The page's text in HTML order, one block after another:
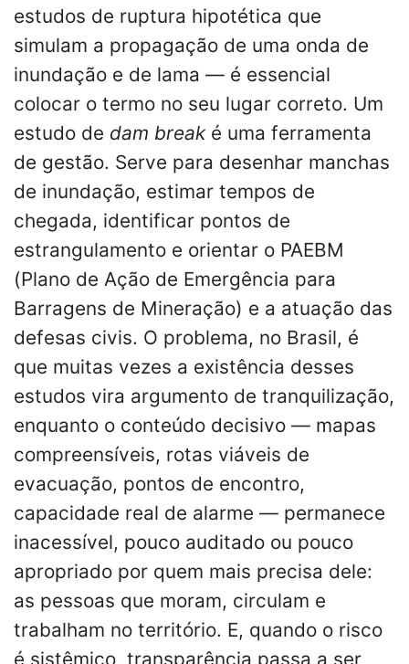
estudos de ruptura hipotética que
simulam a propagação de uma onda de
inundação e de lama — é essencial
colocar o termo no seu lugar correto. Um
estudo de dam breaké uma ferramenta
de gestão. Serve para desenhar manchas
de inundação, estimar tempos de
chegada, identificar pontos de
estrangulamento e orientar o PAEBM
(Plano de Ação de Emergência para
Barragens de Mineração) e a atuação das
defesas civis. O problema, no Brasil, é
que muitas vezes a existência desses
estudos vira argumento de tranquilização,
enquanto o conteúdo decisivo — mapas
compreensíveis, rotas viáveis de
evacuação, pontos de encontro,
capacidade real de alarme — permanece
inacessível, pouco auditado ou pouco
apropriado por quem mais precisa dele:
as pessoas que moram, circulam e
trabalham no território. E, quando o risco
é sistêmico, transparência passa a ser